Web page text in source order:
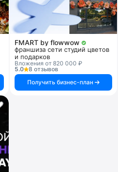
FMART by flowwow
франшиза сети студий цветов
и подарков
Вложения от 820 000 ₽
5.0
8 отзывов
Получить бизнес-план